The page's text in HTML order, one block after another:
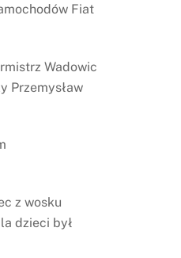
Fiat
Wadowic
Przemysław
z wosku
dzieci był